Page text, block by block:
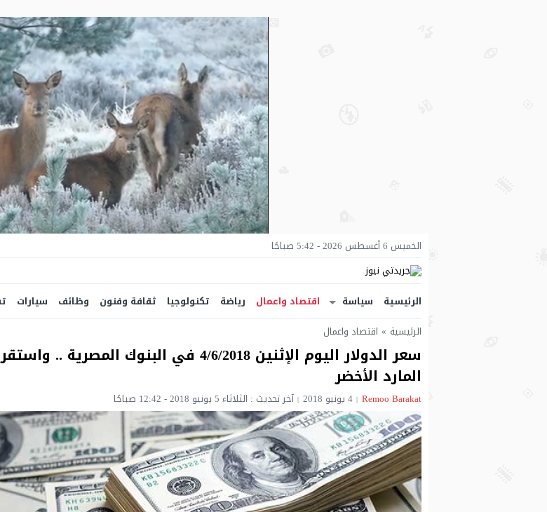
الخميس 6 أغسطس 2026 - 5:42 صباحًا
الرئيسية سياسة اقتصاد واعمال رياضة تكنولوجيا ثقافة وفنون وظائف سيارات
الرئيسية » اقتصاد واعمال
سعر الدولار اليوم الإثنين 4/6/2018 في البنوك المصرية ..
المارد الأخضر
Remoo Barakat‎‏ 4 يونيو 2018 آخر تحديث : الثلاثاء 5 يونيو 2018 - 12:42 صباحًا